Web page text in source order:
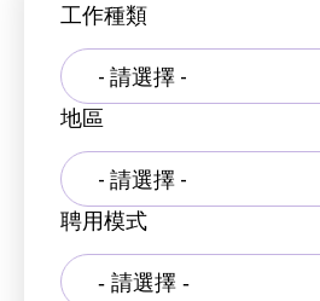
工作種類
- 請選擇 -
地區
- 請選擇 -
聘用模式